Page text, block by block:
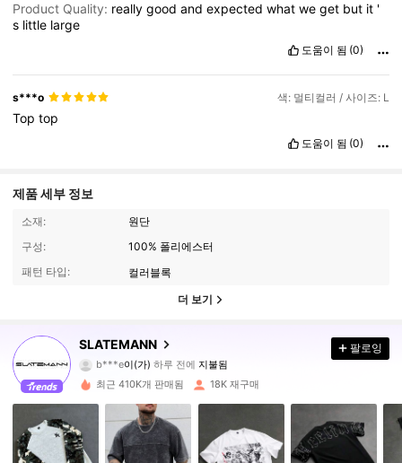
Product Quality: reallygoodandexpectedwhatweget but it '
s little large
도움이 됨 (0)
s***o 색: 멀티컬러 / 사이즈: L
Toptop
도움이 됨 (0)
제품 세부 정보
소재:
원단
구성:
100% 폴리에스터
패턴 타입:
컬러블록
더 보기
SLATEMANN
4.72
25K 팔로워
d***0다음 30분 전에
4.72 25K 팔로워
팔로잉
최근 410K개 판매됨 18K 재구매